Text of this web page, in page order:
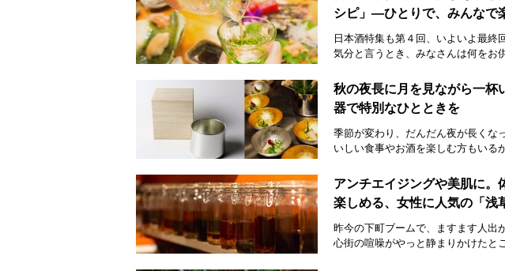
シピ」―ひとりで、みんなで
日本酒特集も第４回、いよいよ最終
気分と言うとき、みなさんは何をお
秋の夜長に月を見ながら一杯
器で特別なひとときを
季節が変わり、だんだん夜が長くな
いしい食事やお酒を楽しむ方もいる
アンチエイジングや美肌に。
楽しめる、女性に人気の「浅
昨今の下町ブームで、ますます人出
心街の喧噪がやっと静まりかけたと